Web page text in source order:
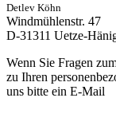
Detlev Köhn
Windmühlenstr. 47
D-31311 Uetze-
Wenn Sie Fragen
zu Ihren
uns bitte ein E-Mail